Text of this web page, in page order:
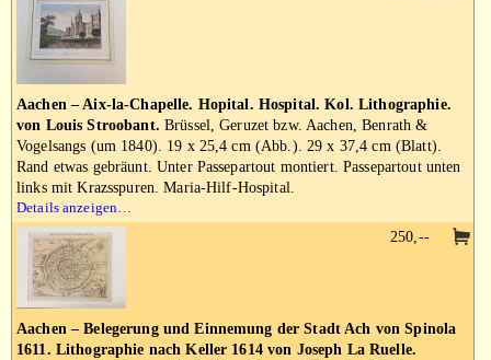
Aachen – Aix-la-Chapelle. Hopital. Hospital. Kol. Lithographie.
von Louis Stroobant. Brüssel, Geruzet bzw. Aachen, Benrath &
Vogelsangs (um 1840). 19 x 25,4 cm (Abb.). 29 x 37,4 cm (Blatt).
Rand etwas gebräunt. Unter Passepartout montiert. Passepartout unten
links mit Krazsspuren. Maria-Hilf-Hospital.
Details anzeigen…
Aachen – Belegerung und Einnemung der Stadt Ach von Spinola
1611. Lithographie nach Keller 1614 von Joseph La Ruelle.
250,--